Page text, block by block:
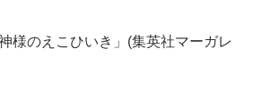
様のえこひいき」(集英社マーガレ